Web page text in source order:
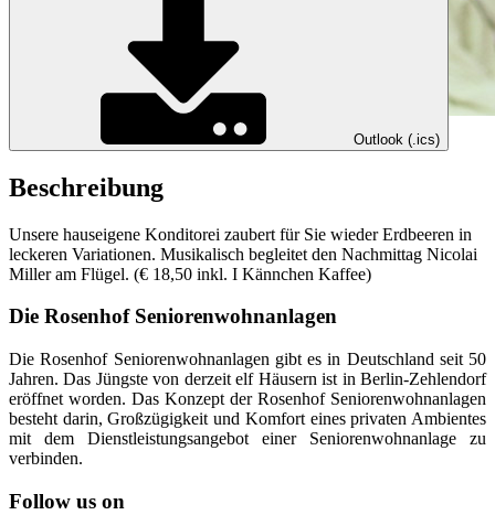
Outlook (.ics)
Beschreibung
Unsere hauseigene Konditorei zaubert für Sie wieder Erdbeeren in
leckeren Variationen. Musikalisch begleitet den Nachmittag Nicolai
Miller am Flügel. (€ 18,50 inkl. I Kännchen Kaffee)
Die Rosenhof Seniorenwohnanlagen
Die Rosenhof Seniorenwohnanlagen gibt es in Deutschland seit 50
Jahren. Das Jüngste von derzeit elf Häusern ist in Berlin-Zehlendorf
eröffnet worden. Das Konzept der Rosenhof Seniorenwohnanlagen
besteht darin, Großzügigkeit und Komfort eines privaten Ambientes
mit dem Dienstleistungsangebot einer Seniorenwohnanlage zu
verbinden.
Follow us on